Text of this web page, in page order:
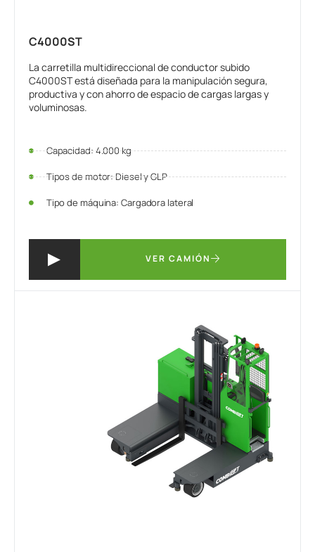
C4000ST
La carretilla multidireccional de conductor subido
C4000ST está diseñada para la manipulación segura,
productiva y con ahorro de espacio de cargas largas y
voluminosas.
Capacidad: 4.000 kg
Tipos de motor: Diesel y GLP
Tipo de máquina: Cargadora lateral
VER CAMIÓN